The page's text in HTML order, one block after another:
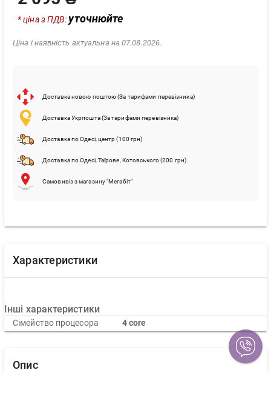
* ціна з ПДВ:уточнюйте
Ціна і наявність актуальна на 07.08.2026.
Доставка новою поштою (За тарифами перевізника)
Доставка Укрпошта (За тарифами перевізника)
Доставка по Одесі, центр (100 грн)
Доставка по Одесі, Таїрове, Котовського (200 грн)
Самовивіз з магазину "Мегабіт"
Характеристики
Інші характеристики
Сімейство процесора 4 core
Опис